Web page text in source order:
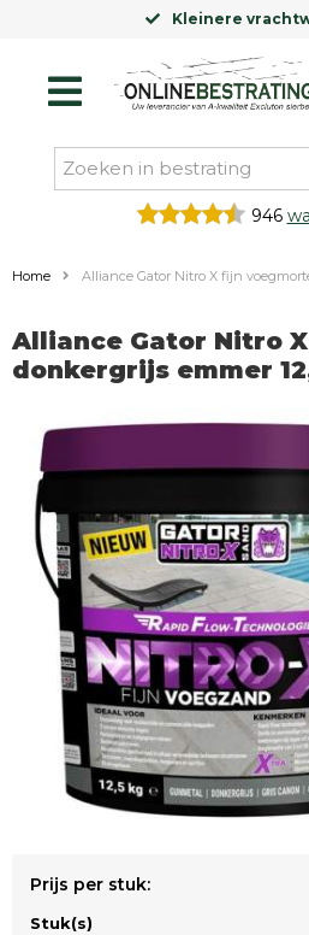
Kleinere
946
Home Alliance Gator Nitro X fijn
Alliance Gator Nitro
donkergrijs emmer
Prijs per stuk:
Stuk(s)